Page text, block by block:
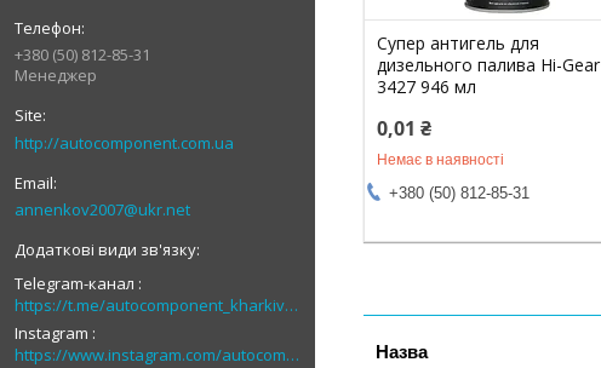
+380 (50) 812-85-31
Менеджер
http://autocomponent.com.ua
annenkov2007@ukr.net
Telegram-канал
https://t.me/autocomponent_kharkiv_autolight
Instagram
https://www.instagram.com/autocomponent
Супер антигель для
дизельного палива Hi-Gear
3427 946 мл
0,01 ₴
Немає в наявності
+380 (50) 812-85-31